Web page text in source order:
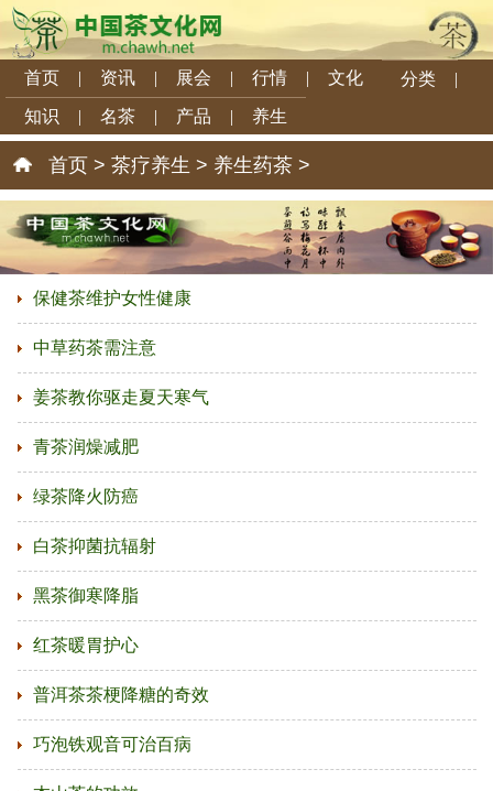
首页 | 资讯 | 展会 | 行情 | 文化 分类
|
知识
| 名茶 | 产品 | 养生
首页 > 茶疗养生 > 养生药茶 >
保健茶维护女性健康
中草药茶需注意
姜茶教你驱走夏天寒气
青茶润燥减肥
绿茶降火防癌
白茶抑菌抗辐射
黑茶御寒降脂
红茶暖胃护心
普洱茶茶梗降糖的奇效
巧泡铁观音可治百病